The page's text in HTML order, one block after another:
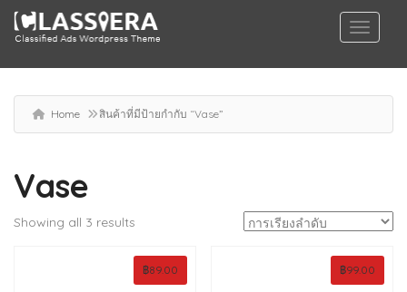
Home สินค้าที่มีป้ายกำกับ “Vase”
Vase
Showing all 3 results
฿89.00 ฿99.00